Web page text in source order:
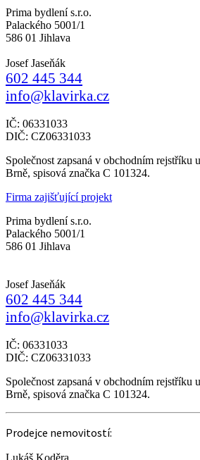
Prima bydlení s.r.o.
Palackého 5001/1
586 01 Jihlava
Josef Jaseňák
602 445 344
info@klavirka.cz
IČ: 06331033
DIČ: CZ06331033
Společnost zapsaná v obchodním rejstříku
Brně, spisová značka C 101324.
Firma zajišťující projekt
Prima bydlení s.r.o.
Palackého 5001/1
586 01 Jihlava
Josef Jaseňák
602 445 344
info@klavirka.cz
IČ: 06331033
DIČ: CZ06331033
Společnost zapsaná v obchodním rejstříku
Brně, spisová značka C 101324.
Prodejce nemovitostí: